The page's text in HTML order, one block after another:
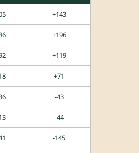
+143
+196
+119
+71
-43
-44
-145